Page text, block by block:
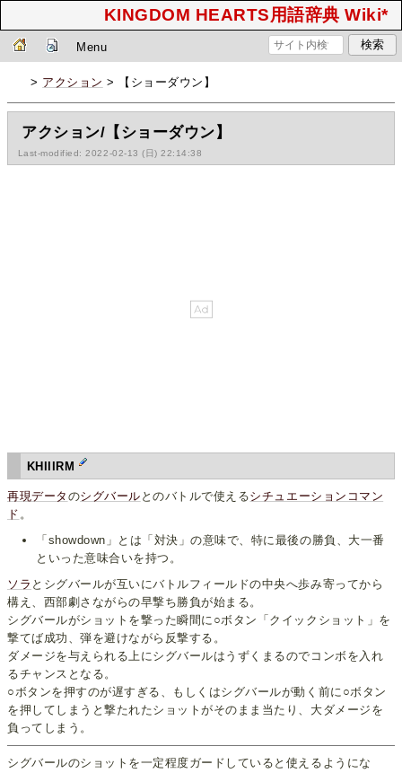
KINGDOM HEARTS用語辞典 Wiki*
Menu
> アクション > 【ショーダウン】
アクション/【ショーダウン】
Last-modified: 2022-02-13 (日) 22:14:38
KHIIIRM
再現データ のシグバール とのバトルで使えるシチュエーションコマン
ド 。
「showdown」とは「対決」の意味で、特に最後の勝負、大一番
といった意味合いを持つ。
ソラ とシグバールが互いにバトルフィールドの中央へ歩み寄ってから
構え、西部劇さながらの早撃ち勝負が始まる。
シグバールがショットを撃った瞬間に○ボタン「クイックショット」を
撃てば成功、弾を避けながら反撃する。
ダメージを与えられる上にシグバールはうずくまるのでコンボを入れ
るチャンスとなる。
○ボタンを押すのが遅すぎる、もしくはシグバールが動く前に○ボタン
を押してしまうと撃たれたショットがそのまま当たり、大ダメージを
負ってしまう。
シグバールのショットを一定程度ガードしていると使えるようにな